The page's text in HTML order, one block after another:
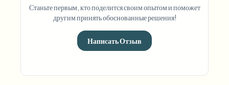
Станьте первым, кто поделится своим опытом и поможет
другим принять обоснованные решения!
Написать Отзыв